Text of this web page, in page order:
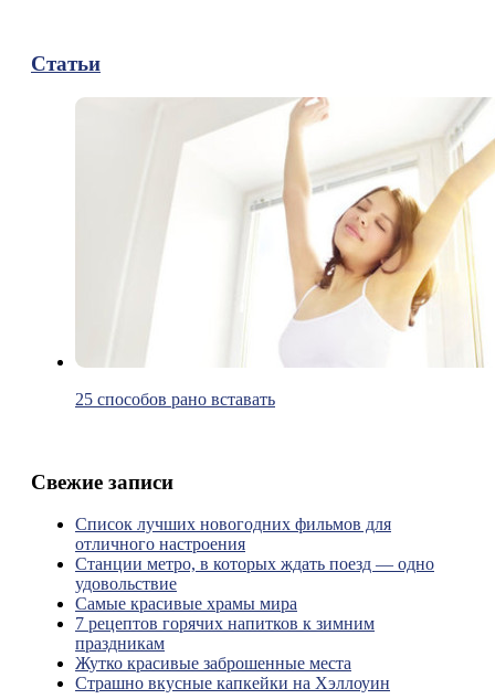
Статьи
25 способов рано вставать
Свежие записи
Список лучших новогодних фильмов для
отличного настроения
Станции метро, в которых ждать поезд — одно
удовольствие
Самые красивые храмы мира
7 рецептов горячих напитков к зимним
праздникам
Жутко красивые заброшенные места
Страшно вкусные капкейки на Хэллоуин